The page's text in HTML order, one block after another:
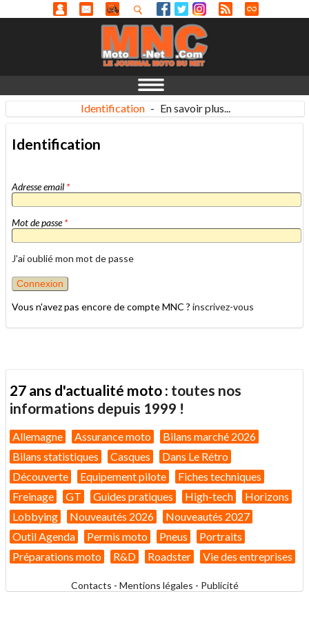
Identification - En savoir plus...
Identification
Adresse email *
Mot de passe*
J'ai oublié mon mot de passe
Vous n'avez pas encore de compte MNC ? inscrivez-vous
27 ans d'actualité moto : toutes nos
informations depuis 1999 !
Allemagne Assurance moto
Bilans marché 2026
Bilans statistiques
Casques
Dans Le Rétro
Découverte
Equipement pilote
Fiches techniques
Freinage
GT Guides pratiques High-tech
Horizons
Lobbying
Nouveautés 2026
Nouveautés 2027
Outil Agenda
Permis moto Pneus
Portraits
Préparations moto
R&D Roadster Vie des entreprises
Contacts - Mentions légales - Publicité